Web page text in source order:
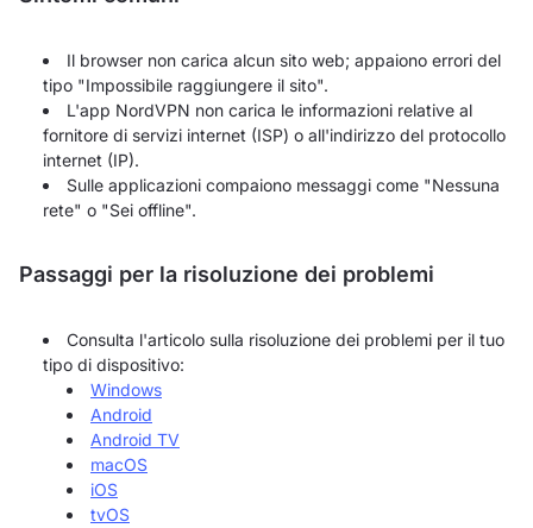
Il browser non carica alcun sito web; appaiono errori del
tipo "Impossibile raggiungere il sito".
L'app NordVPN non carica le informazioni relative al
fornitore di servizi internet (ISP) o all'indirizzo del protocollo
internet (IP).
Sulle applicazioni compaiono messaggi come "Nessuna
rete" o "Sei offline".
Passaggi per la risoluzione dei problemi
Consulta l'articolo sulla risoluzione dei problemi per il tuo
tipo di dispositivo:
Windows
Android
Android TV
macOS
iOS
tvOS